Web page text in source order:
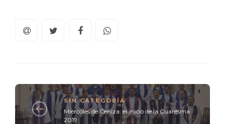
SIN CATEGORÍA
Miércoles de Ceniza: el inicio de la Cuaresma
2019